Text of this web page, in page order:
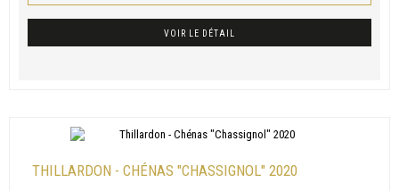
VOIR LE DÉTAIL
THILLARDON - CHÉNAS "CHASSIGNOL" 2020